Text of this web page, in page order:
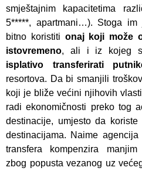
smještajnim kapacitetima
5*****, apartmani…). Stoga im
bitno koristiti onaj koji može
istovremeno, ali i iz kojeg
isplativo transferirati
resortova. Da bi smanjili
koji je bliže većini njihovih
radi ekonomičnosti preko tog
destinacije, umjesto da
destinacijama. Naime
transfera kompenzira manjim
zbog popusta vezanog uz